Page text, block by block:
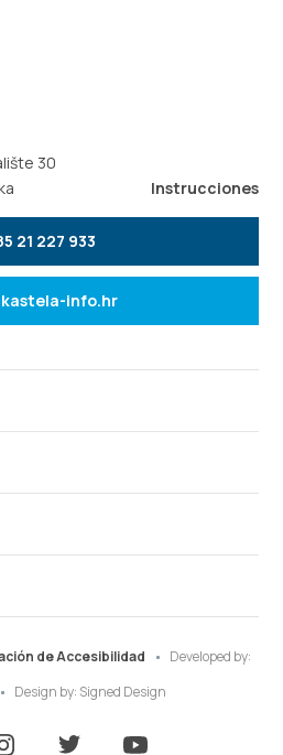
30
Instrucciones
21 227 933
info.hr
de Accesibilidad
Developed by:
Design by: Signed Design